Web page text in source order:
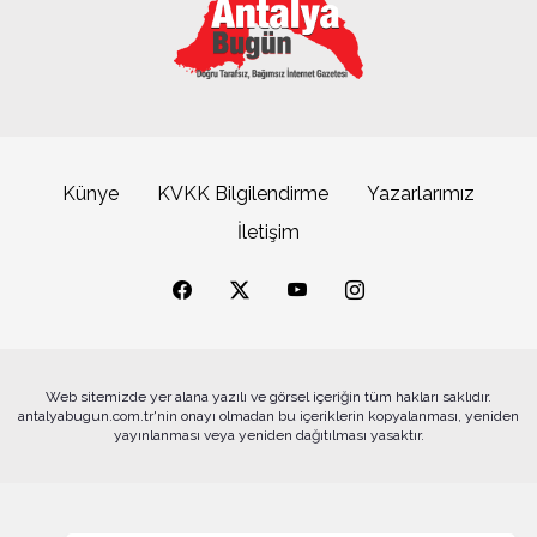
DÜNYA ÇOCUK HAKLARI GÜNÜ
TRT ANTALYA RADYO ve TELEVİZYONUNDAN
BURHANETTİN ONAT
ATSO ANTALYA TİCARET VE SANAYİ ODASI
T.C. YAKIN TARİHİNDE SEÇMEN İRADESİ
BAKKAL KÜLTÜRÜ VE BAKKAL DEFTERİ
SEÇİMDEN ÖĞRETİLER
kısırlaştırma hizmeti
Alanya’da tatilciler deniz ve güneşin tadını çıkardı
Künye KVKK Bilgilendirme
Yazarlarımız
İletişim
Web sitemizde yer alana yazılı ve görsel içeriğin tüm hakları saklıdır.
antalyabugun.com.tr'nin onayı olmadan bu içeriklerin kopyalanması, yeniden
yayınlanması veya yeniden dağıtılması yasaktır.